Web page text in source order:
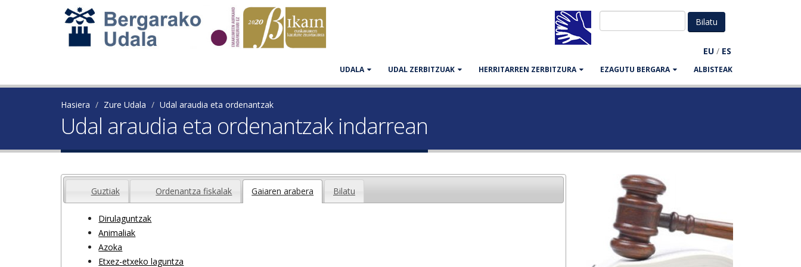
EU / ES
UDALA UDAL ZERBITZUAK HERRITARREN ZERBITZURA EZAGUTU BERGARA ALBISTEAK
Hasiera Zure Udala Udal araudia eta ordenantzak
Udal araudia eta ordenantzak indarrean
Guztiak Ordenantza fiskalak Gaiaren arabera Bilatu
Dirulaguntzak
Animaliak
Azoka
Etxez-etxeko laguntza